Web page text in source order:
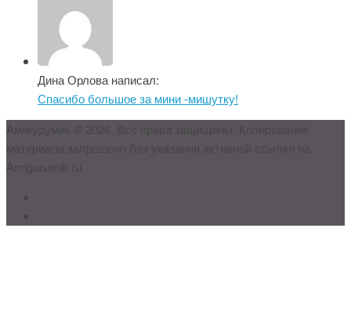
Дина Орлова написал:
Спасибо большое за мини -мишутку!
Амигурумик © 2026. Все права защищены. Копирование
материала запрещено без указания активной ссылки на
Amigurumik.ru